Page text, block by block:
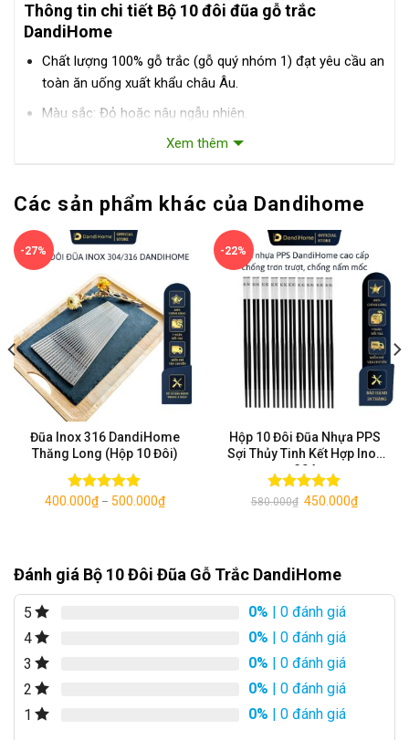
Thông tin chi tiết Bộ 10 đôi đũa gỗ trắc
DandiHome
Chất lượng 100% gỗ trắc (gỗ quý nhóm 1) đạt yêu cầu an
toàn ăn uống xuất khẩu châu Âu.
Màu sắc: Đỏ hoặc nâu ngẫu nhiên.
Đầu đũa: Ốc New Zealand ánh xà cừ.
dụng. Ngoài ra với thiết kế tinh tế, hiện đại mang lại vẻ
đẹp sang trọng.
Lưu ý:không dùng các sản phẩm gỗ tự nhiên với máy
rửa bát như đũa, thớt gỗ…
Thông tin chi tiết đũa gỗ trắc DandiHome
Xem thêm
Các sản phẩm khác của Dandihome
-27%
Đũa Inox 316 DandiHome
Thăng Long (Hộp 10 Đôi)
Được xếp
400.000₫– 500.000₫
-22%
Hộp 10 Đôi Đũa Nhựa PPS
Sợi Thủy Tinh Kết Hợp Inox
304
Được xếp
580.000₫ 450.000₫
Đánh giá Bộ 10 Đôi Đũa Gỗ Trắc DandiHome
5 0% | 0 đánh giá
4
0% | 0 đánh giá
3
0% | 0 đánh giá
2
0% | 0 đánh giá
1
0% | 0 đánh giá